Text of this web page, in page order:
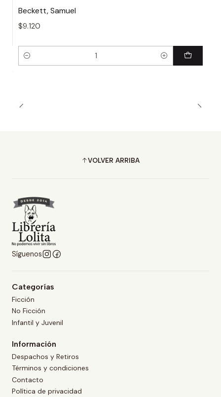
Beckett, Samuel
$9.120
Cantidad
VOLVER ARRIBA
Síguenos
Categorías
Ficción
No Ficción
Infantil y Juvenil
Información
Despachos y Retiros
Términos y condiciones
Contacto
Política de privacidad